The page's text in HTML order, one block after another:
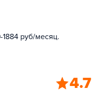
1884 руб/месяц.
4.7